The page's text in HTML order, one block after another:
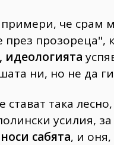
че срам
през прозореца",
идеологията
ни, но не да
така
усилия,
носи сабята, и